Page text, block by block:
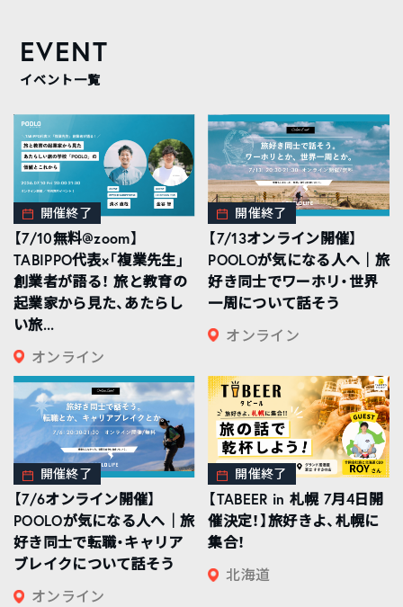
EVENT
イベント一覧
開催終了
【7/10無料@zoom】
TABIPPO代表×「複業先生」
創業者が語る！ 旅と教育の
起業家から見た、あたらし
い旅...
オンライン
開催終了
【7/13オンライン開催】
POOLOが気になる人へ｜旅
好き同士でワーホリ・世界
一周について話そう
オンライン
開催終了
【7/6オンライン開催】
POOLOが気になる人へ｜旅
好き同士で転職・キャリア
ブレイクについて話そう
オンライン
開催終了
【TABEER in 札幌 7月4日開
催決定！】旅好きよ、札幌に
集合！
北海道